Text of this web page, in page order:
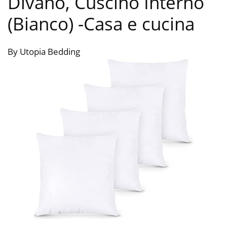
(Bianco) -Casa e cucina
By Utopia Bedding